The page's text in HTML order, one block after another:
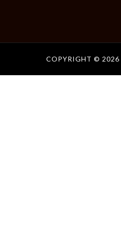
COPYRIGHT © 2026